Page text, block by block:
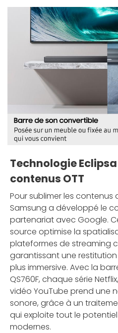
Technologie
contenus OTT
Pour sublimer les contenus
Samsung a développé le
partenariat avec Google.
source optimise la
plateformes de streaming
garantissant une
plus immersive. Avec la
QS760F, chaque série
vidéo YouTube prend une
sonore, grâce à un
qui exploite tout le
modernes.